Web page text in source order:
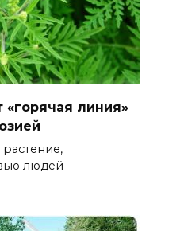
«горячая линия»
людей